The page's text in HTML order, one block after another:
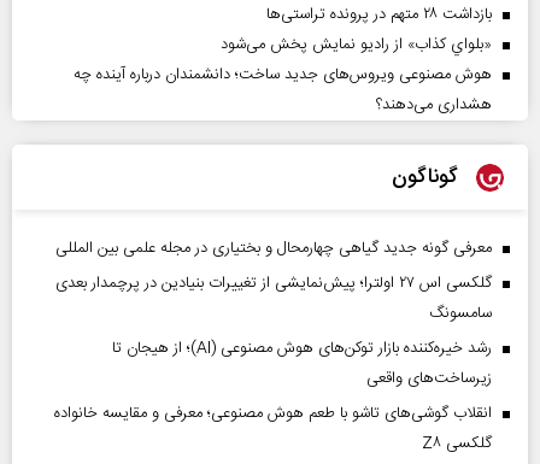
بازداشت ۲۸ متهم در پرونده تراستی‌ها
«بلواي کذاب» از رادیو نمایش پخش می‌شود
هوش مصنوعی ویروس‌های جدید ساخت؛ دانشمندان درباره آینده چه
هشداری می‌دهند؟
گوناگون
معرفی گونه جدید گیاهی چهارمحال و بختیاری در مجله علمی بین المللی
گلکسی اس ۲۷ اولترا؛ پیش‌نمایشی از تغییرات بنیادین در پرچمدار بعدی
سامسونگ
رشد خیره‌کننده بازار توکن‌های هوش مصنوعی (AI)؛ از هیجان تا
زیرساخت‌های واقعی
انقلاب گوشی‌های تاشو‌ با طعم هوش مصنوعی؛ معرفی و مقایسه خانواده
گلکسی Z۸